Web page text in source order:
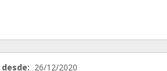
26/12/2020